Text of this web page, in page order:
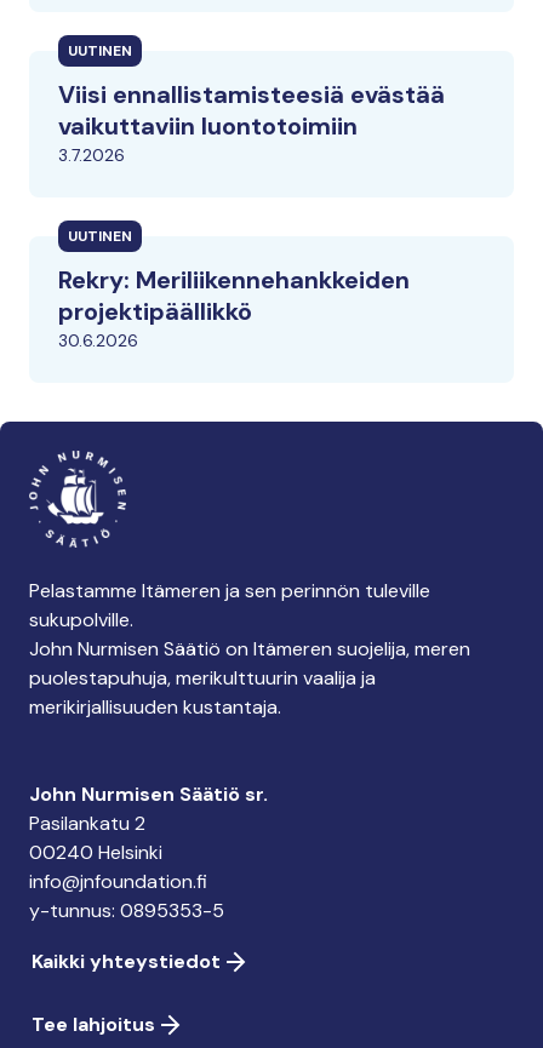
UUTINEN
Viisi ennallistamisteesiä evästää
vaikuttaviin luontotoimiin
3.7.2026
UUTINEN
Rekry: Meriliikennehankkeiden
projektipäällikkö
30.6.2026
Pelastamme Itämeren ja sen perinnön tuleville
sukupolville.
John Nurmisen Säätiö on Itämeren suojelija, meren
puolestapuhuja, merikulttuurin vaalija ja
merikirjallisuuden kustantaja.
John Nurmisen Säätiö sr.
Pasilankatu 2
00240 Helsinki
info@jnfoundation.fi
y-tunnus: 0895353-5
Kaikki yhteystiedot
Tee lahjoitus